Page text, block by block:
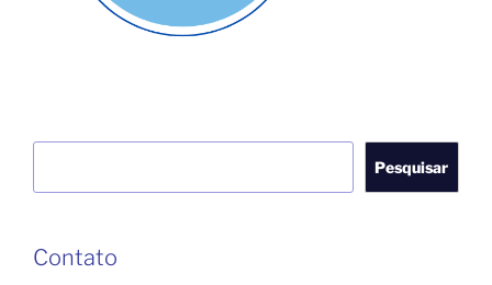
Pesquisar
Contato